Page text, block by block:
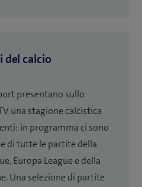
del calcio
presentano sullo
una stagione calcistica
in programma ci sono
di tutte le partite della
Europa League e della
Una selezione di partite